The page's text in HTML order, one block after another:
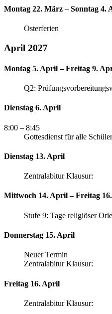
Montag 22. März – Sonntag 4.
Osterferien
April 2027
Montag 5. April – Freitag 9.
Q2:
Dienstag 6. April
8:00 – 8:45
Gottesdienst für alle
Dienstag 13. April
Zentralabitur Klausur:
Mittwoch 14. April – Freitag
Stufe 9: Tage religiöser
Donnerstag 15. April
Neuer Termin
Zentralabitur Klausur:
Freitag 16. April
Zentralabitur Klausur: